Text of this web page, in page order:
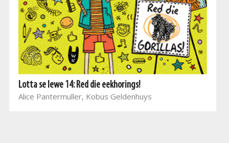
Lotta se lewe 14: Red die eekhorings!
Alice Pantermuller, Kobus Geldenhuys